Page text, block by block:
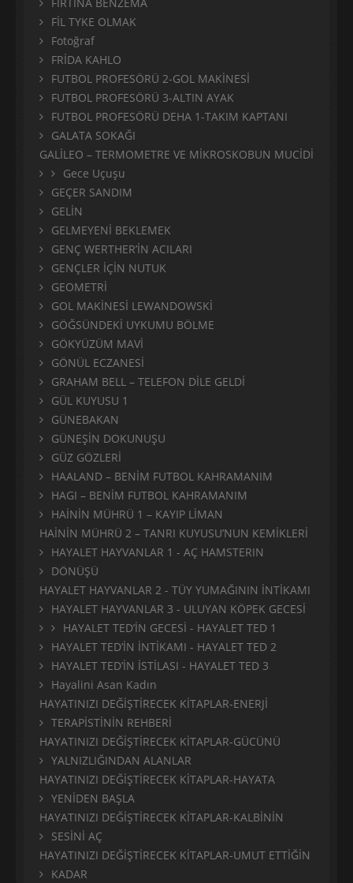
FİL TYKE OLMAK
Fotoğraf
FRİDA KAHLO
FUTBOL PROFESÖRÜ 2-GOL MAKİNESİ
FUTBOL PROFESÖRÜ 3-ALTIN AYAK
FUTBOL PROFESÖRÜ DEHA 1-TAKIM KAPTANI
GALATA SOKAĞI
GALİLEO – TERMOMETRE VE MİKROSKOBUN MUCİDİ
Gece Uçuşu
GEÇER SANDIM
GELİN
GELMEYENİ BEKLEMEK
GENÇ WERTHER’İN ACILARI
GENÇLER İÇİN NUTUK
GEOMETRİ
GOL MAKİNESİ LEWANDOWSKİ
GÖĞSÜNDEKİ UYKUMU BÖLME
GÖKYÜZÜM MAVİ
GÖNÜL ECZANESİ
GRAHAM BELL – TELEFON DİLE GELDİ
GÜL KUYUSU 1
GÜNEBAKAN
GÜNEŞİN DOKUNUŞU
GÜZ GÖZLERİ
HAALAND – BENİM FUTBOL KAHRAMANIM
HAGI – BENİM FUTBOL KAHRAMANIM
HAİNİN MÜHRÜ 1 – KAYIP LİMAN
HAİNİN MÜHRÜ 2 – TANRI KUYUSU’NUN KEMİKLERİ
HAYALET HAYVANLAR 1 - AÇ HAMSTERIN
DÖNÜŞÜ
HAYALET HAYVANLAR 2 - TÜY YUMAĞININ İNTİKAMI
HAYALET HAYVANLAR 3 - ULUYAN KÖPEK GECESİ
HAYALET TED’İN GECESİ - HAYALET TED 1
HAYALET TED’İN İNTİKAMI - HAYALET TED 2
HAYALET TED’İN İSTİLASI - HAYALET TED 3
Hayalini Asan Kadın
HAYATINIZI DEĞİŞTİRECEK KİTAPLAR-ENERJİ
TERAPİSTİNİN REHBERİ
HAYATINIZI DEĞİŞTİRECEK KİTAPLAR-GÜCÜNÜ
YALNIZLIĞINDAN ALANLAR
HAYATINIZI DEĞİŞTİRECEK KİTAPLAR-HAYATA
YENİDEN BAŞLA
HAYATINIZI DEĞİŞTİRECEK KİTAPLAR-KALBİNİN
SESİNİ AÇ
HAYATINIZI DEĞİŞTİRECEK KİTAPLAR-UMUT ETTİĞİN
KADAR